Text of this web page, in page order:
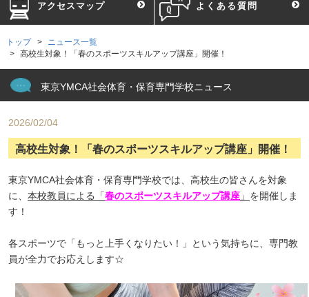
アクセスマップ よくある質問
トップ
ニュース一覧
高校生対象！「春のスポーツスキルアップ講座」開催！
東京YMCA社会体育・保育専門学校ニュース
2026/02/04
高校生対象！「春のスポーツスキルアップ講座」開催！
東京YMCA社会体育・保育専門学校では、高校生の皆さんを対象
に、 本校教員による「春のスポーツスキルアップ講座 」 を開催しま
す！
各スポーツで「もっと上手くなりたい！」という気持ちに、専門教
員が全力でお応えします☆